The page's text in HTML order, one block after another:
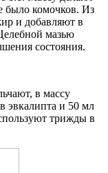
было комочков. Из
и добавляют в
мазью
состояния.
в массу
эвкалипта и 50 мл
трижды в